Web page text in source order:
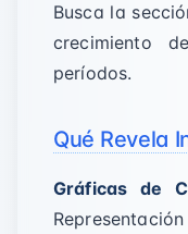
Busca la
crecimiento
períodos.
Qué Revela
Gráficas de